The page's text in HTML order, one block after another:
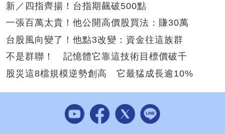
新／四指齊揚！台指期飆破500點
一張百萬太貴！他公開高價股買法：賺30萬
台股風向變了！他點3改變：資金往這族群
不是群聯！ 記憶體它靠這技術目標價破千
股災這8檔規模逆勢創高 它最猛成長逾10%